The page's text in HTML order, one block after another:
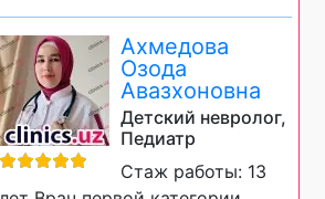
Ахмедова
Озода
Авазхоновна
Детский невролог,
Педиатр
Стаж работы: 13